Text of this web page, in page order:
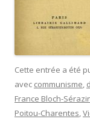
Cette entrée a été
avec communisme
France Bloch-
Poitou-Charentes